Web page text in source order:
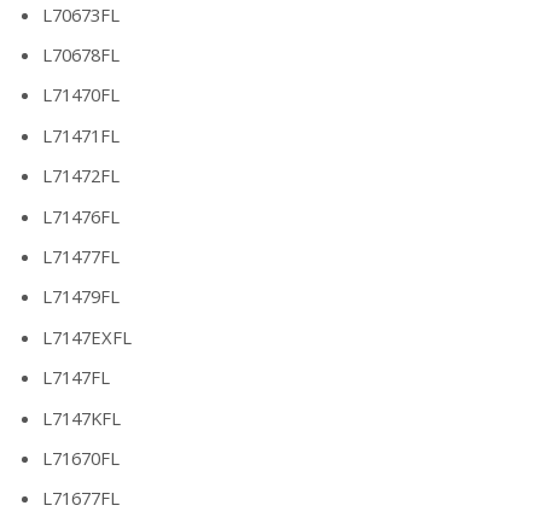
L70673FL
L70678FL
L71470FL
L71471FL
L71472FL
L71476FL
L71477FL
L71479FL
L7147EXFL
L7147FL
L7147KFL
L71670FL
L71677FL